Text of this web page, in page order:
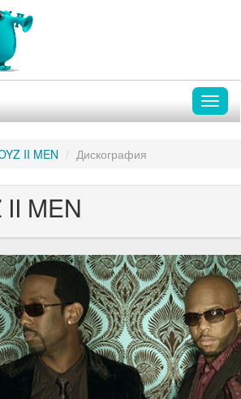
II MEN Дискография
II MEN